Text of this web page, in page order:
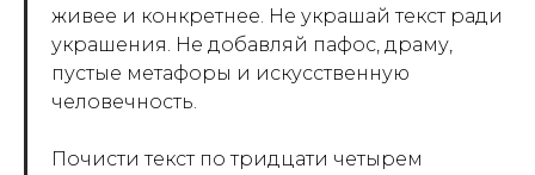
живее и конкретнее. Не украшай текст ради
украшения. Не добавляй пафос, драму,
пустые метафоры и искусственную
человечность.
Почисти текст по тридцати четырем